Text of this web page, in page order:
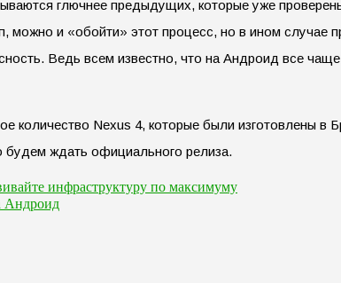
глючнее предыдущих, которые уже
и «обойти» этот процесс, но в ином случае
Ведь всем известно, что на Андроид все
количество Nexus 4, которые были изготовлены в
ждать официального релиза.
инфраструктуру по максимуму